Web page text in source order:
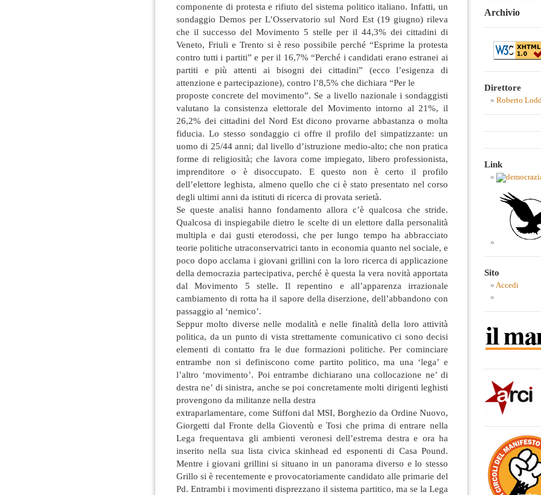
componente di protesta e rifiuto del sistema politico italiano. Infatti, un
sondaggio Demos per L’Osservatorio sul Nord Est (19 giugno) rileva
che il successo del Movimento 5 stelle per il 44,3% dei cittadini di
Veneto, Friuli e Trento si è reso possibile perché “Esprime la protesta
contro tutti i partiti” e per il 16,7% “Perché i candidati erano estranei ai
partiti e più attenti ai bisogni dei cittadini” (ecco l’esigenza di
attenzione e partecipazione), contro l’8,5% che dichiara “Per le
proposte concrete del movimento”. Se a livello nazionale i sondaggisti
valutano la consistenza elettorale del Movimento intorno al 21%, il
26,2% dei cittadini del Nord Est dicono provarne abbastanza o molta
fiducia. Lo stesso sondaggio ci offre il profilo del simpatizzante: un
uomo di 25/44 anni; dal livello d’istruzione medio-alto; che non pratica
forme di religiosità; che lavora come impiegato, libero professionista,
imprenditore o è disoccupato. E questo non è certo il profilo
dell’elettore leghista, almeno quello che ci è stato presentato nel corso
degli ultimi anni da istituti di ricerca di provata serietà.
Se queste analisi hanno fondamento allora c’è qualcosa che stride.
Qualcosa di inspiegabile dietro le scelte di un elettore dalla personalità
multipla e dai gusti eterodossi, che per lungo tempo ha abbracciato
teorie politiche utraconservatrici tanto in economia quanto nel sociale, e
poco dopo acclama i giovani grillini con la loro ricerca di applicazione
della democrazia partecipativa, perché è questa la vera novità apportata
dal Movimento 5 stelle. Il repentino e all’apparenza irrazionale
cambiamento di rotta ha il sapore della diserzione, dell’abbandono con
passaggio al ‘nemico’.
Seppur molto diverse nelle modalità e nelle finalità della loro attività
politica, da un punto di vista strettamente comunicativo ci sono decisi
elementi di contatto fra le due formazioni politiche. Per cominciare
entrambe non si definiscono come partito politico, ma una ‘lega’ e
l’altro ‘movimento’. Poi entrambe dichiarano una collocazione ne’ di
destra ne’ di sinistra, anche se poi concretamente molti dirigenti leghisti
provengono da militanze nella destra
extraparlamentare, come Stiffoni dal MSI, Borghezio da Ordine Nuovo,
Giorgetti dal Fronte della Gioventù e Tosi che prima di entrare nella
Lega frequentava gli ambienti veronesi dell’estrema destra e ora ha
inserito nella sua lista civica skinhead ed esponenti di Casa Pound.
Mentre i giovani grillini si situano in un panorama diverso e lo stesso
Grillo si è recentemente e provocatoriamente candidato alle primarie del
Pd. Entrambi i movimenti disprezzano il sistema partitico, ma se la Lega
Archivio
Direttore
Roberto
Link
Sito
Accedi